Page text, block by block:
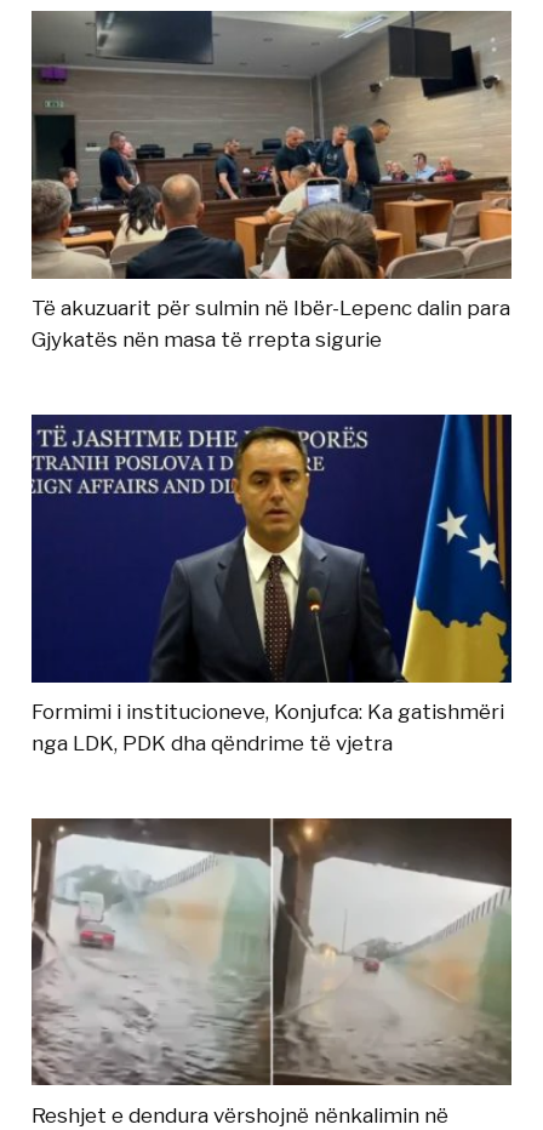
Të akuzuarit për sulmin në Ibër-Lepenc dalin para
Gjykatës nën masa të rrepta sigurie
Formimi i institucioneve, Konjufca: Ka gatishmëri
nga LDK, PDK dha qëndrime të vjetra
Reshjet e dendura vërshojnë nënkalimin në